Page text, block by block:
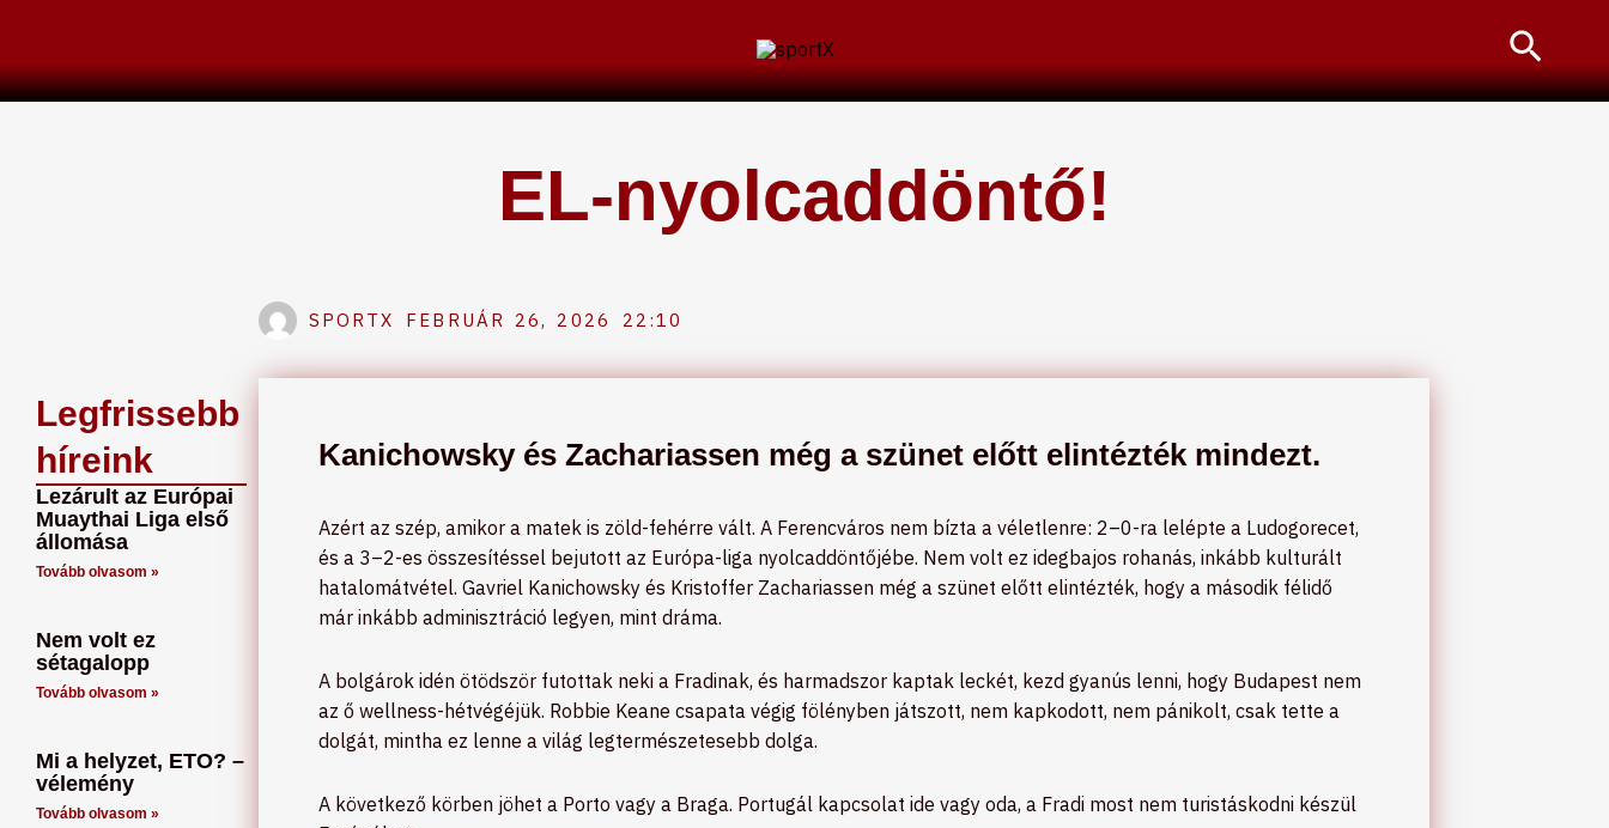
content
EL-nyolcaddöntő!
SPORTX FEBRUÁR 26, 2026 22:10
Legfrissebb
híreink
Lezárult az Európai
Muaythai Liga első
állomása
Tovább olvasom »
Nem volt ez
sétagalopp
Tovább olvasom »
Mi a helyzet, ETO? –
vélemény
Tovább olvasom »
Kanichowsky és Zachariassen még a szünet előtt elintézték mindezt.
Azért az szép, amikor a matek is zöld-fehérre vált. A Ferencváros nem bízta a véletlenre: 2–0-ra lelépte a Ludogorecet,
és a 3–2-es összesítéssel bejutott az Európa-liga nyolcaddöntőjébe. Nem volt ez idegbajos rohanás, inkább kulturált
hatalomátvétel. Gavriel Kanichowsky és Kristoffer Zachariassen még a szünet előtt elintézték, hogy a második félidő
már inkább adminisztráció legyen, mint dráma.
A bolgárok idén ötödször futottak neki a Fradinak, és harmadszor kaptak leckét, kezd gyanús lenni, hogy Budapest nem
az ő wellness-hétvégéjük. Robbie Keane csapata végig fölényben játszott, nem kapkodott, nem pánikolt, csak tette a
dolgát, mintha ez lenne a világ legtermészetesebb dolga.
A következő körben jöhet a Porto vagy a Braga. Portugál kapcsolat ide vagy oda, a Fradi most nem turistáskodni készül